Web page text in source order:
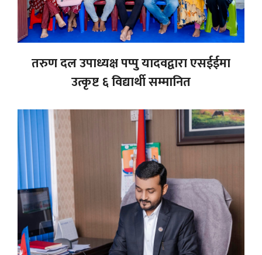
तरुण दल उपाध्यक्ष पप्पु यादवद्वारा एसईईमा
उत्कृष्ट ६ विद्यार्थी सम्मानित